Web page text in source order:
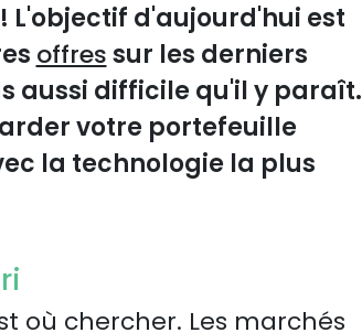
L'objectif d'aujourd'hui est
offressur les derniers
aussi difficile qu'il y paraît.
votre portefeuille
la technologie la plus
où chercher. Les marchés